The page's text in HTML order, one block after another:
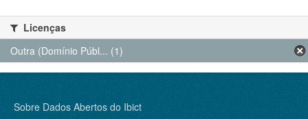
Licenças
Outra (Domínio Públ... (1)
Sobre Dados Abertos do Ibict